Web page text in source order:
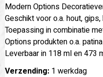
Modern Options
Geschikt voor o.a. hout,
Toepassing in combinatie
Options produkten o.a.
Leverbaar in 118 ml en 473
Verzending: 1 werkdag